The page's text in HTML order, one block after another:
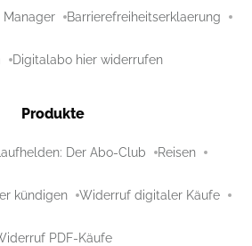
Manager Barrierefreiheitserklaerung
Digitalabo hier widerrufen
Produkte
Der Abo-Club Reisen
kündigen Widerruf digitaler Käufe
PDF-Käufe